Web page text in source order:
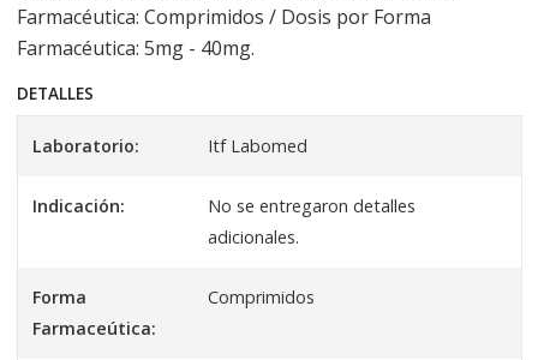
Farmacéutica: Comprimidos / Dosis por Forma
Farmacéutica: 5mg - 40mg.
DETALLES
Laboratorio: Itf Labomed
Indicación:
No se entregaron detalles
adicionales.
Forma
Farmaceútica:
Comprimidos